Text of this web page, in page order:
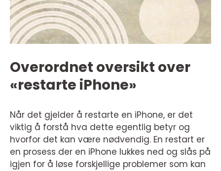
Overordnet oversikt over
«restarte iPhone»
Når det gjelder å restarte en iPhone, er det
viktig å forstå hva dette egentlig betyr og
hvorfor det kan være nødvendig. En restart er
en prosess der en iPhone lukkes ned og slås på
igjen for å løse forskjellige problemer som kan